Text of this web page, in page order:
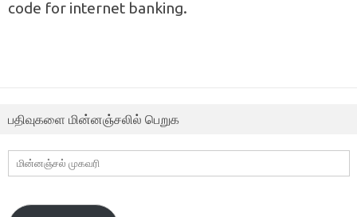
code for internet banking.
பதிவுகளை மின்னஞ்சலில் பெறுக
மின்னஞ்சல்
முகவரி